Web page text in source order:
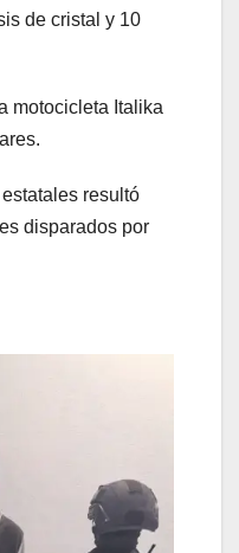
de cristal y 10
motocicleta Italika
resultó
disparados por